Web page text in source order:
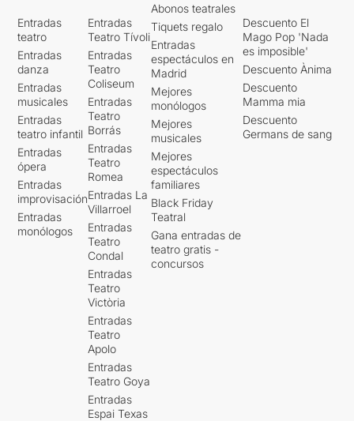
Entradas
teatro
Entradas
danza
Entradas
musicales
Entradas
teatro infantil
Entradas
ópera
Entradas
improvisación
Entradas
monólogos
Entradas
Teatro Tívoli
Entradas
Teatro
Coliseum
Entradas
Teatro
Borrás
Entradas
Teatro
Romea
Entradas La
Villarroel
Entradas
Teatro
Condal
Entradas
Teatro
Victòria
Entradas
Teatro
Apolo
Entradas
Teatro Goya
Entradas
Espai Texas
Abonos teatrales
Tiquets regalo
Entradas
espectáculos en
Madrid
Mejores
monólogos
Mejores
musicales
Mejores
espectáculos
familiares
Black Friday
Teatral
Gana entradas de
teatro gratis -
concursos
Descuento El
Mago Pop 'Nada
es imposible'
Descuento Ànima
Descuento
Mamma mia
Descuento
Germans de sang